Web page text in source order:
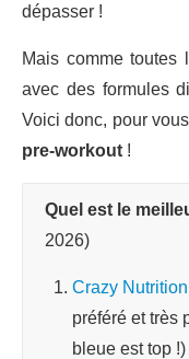
dépasser !
Mais comme toutes
avec des formules
Voici donc, pour
pre-workout !
Quel est le
2026)
Crazy
préféré et très
bleue est top !)